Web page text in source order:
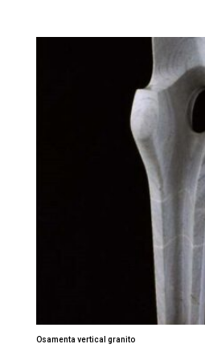
Osamenta vertical granito